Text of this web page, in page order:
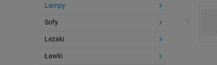
Lampy
Sofy
Leżaki
Ławki